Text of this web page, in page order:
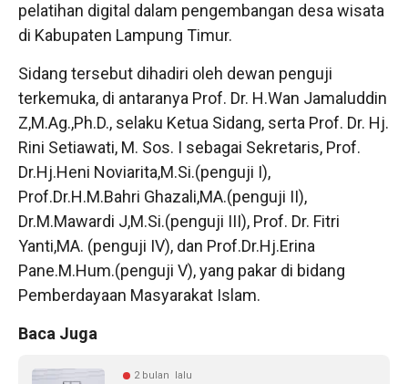
pelatihan digital dalam pengembangan desa wisata
di Kabupaten Lampung Timur.
Sidang tersebut dihadiri oleh dewan penguji
terkemuka, di antaranya Prof. Dr. H.Wan Jamaluddin
Z,M.Ag.,Ph.D., selaku Ketua Sidang, serta Prof. Dr. Hj.
Rini Setiawati, M. Sos. I sebagai Sekretaris, Prof.
Dr.Hj.Heni Noviarita,M.Si.(penguji I),
Prof.Dr.H.M.Bahri Ghazali,MA.(penguji II),
Dr.M.Mawardi J,M.Si.(penguji III), Prof. Dr. Fitri
Yanti,MA. (penguji IV), dan Prof.Dr.Hj.Erina
Pane.M.Hum.(penguji V), yang pakar di bidang
Pemberdayaan Masyarakat Islam.
Baca Juga
2 bulan lalu